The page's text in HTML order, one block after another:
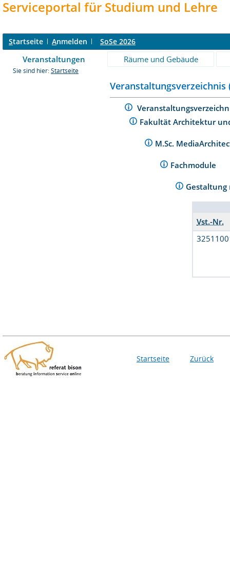
Serviceportal für Studium und Lehre
Startseite Anmelden SoSe 2026
Veranstaltungen Räume und Gebäude
Sie sind hier: Startseite
Veranstaltungsverzeichnis
Fakultät Architektur
M.Sc.
Fachmodule
Vst.-Nr.
Startseite Zurück